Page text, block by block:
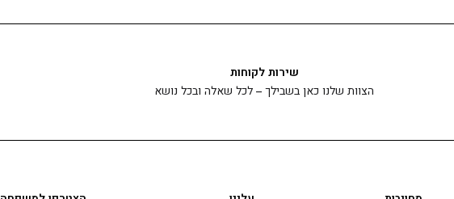
שירות לקוחות
הצוות שלנו כאן בשבילך – לכל שאלה ובכל נושא